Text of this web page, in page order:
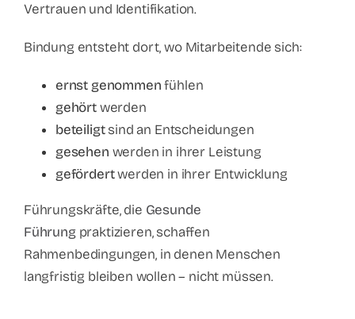
Vertrauen und Identifikation.
Bindung entsteht dort, wo Mitarbeitende sich:
ernst genommenfühlen
gehörtwerden
beteiligtsind an Entscheidungen
gesehen werden in ihrer Leistung
gefördertwerden in ihrer Entwicklung
Führungskräfte, die Gesunde
Führungpraktizieren, schaffen
Rahmenbedingungen, in denen Menschen
langfristig bleiben wollen – nicht müssen.